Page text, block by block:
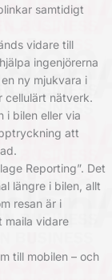
samtidigt
vidare till
ingenjörerna
ny mjukvara i
cellulärt nätverk.
i bilen eller via
att
Reporting”. Det
längre i bilen, allt
resan är i
maila vidare
till mobilen – och